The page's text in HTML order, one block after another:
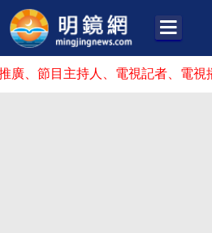
主持人、電視記者、電視播音員。